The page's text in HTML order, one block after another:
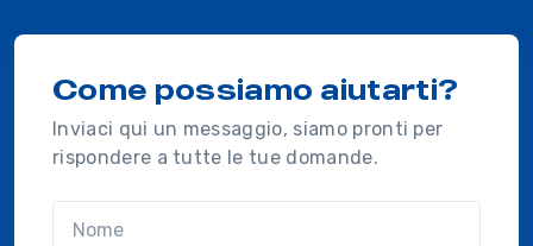
Come possiamo aiutarti?
Inviaci qui un messaggio, siamo pronti per
rispondere a tutte le tue domande.